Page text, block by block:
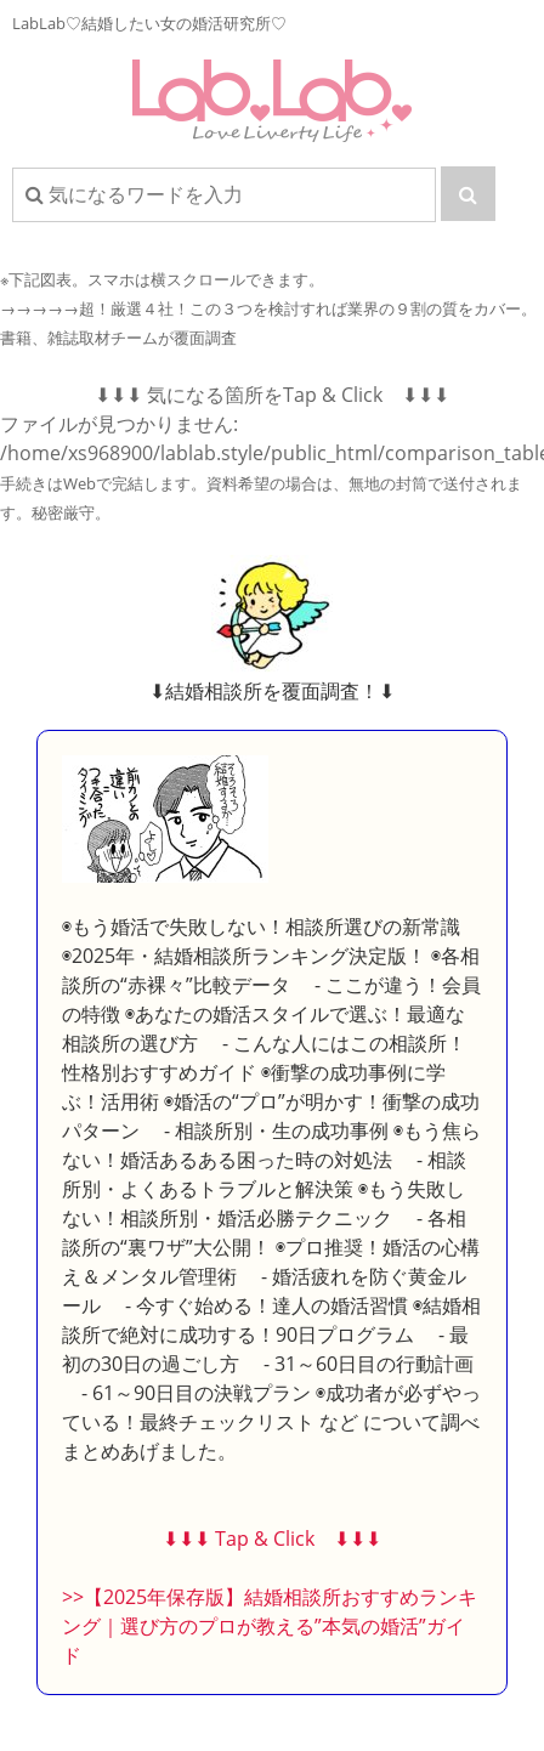
LabLab♡結婚したい女の婚活研究所♡
※下記図表。 スマホは横スクロールできます。
→→→→→超！厳選４社！この３つを検討すれば業界の９割の質をカバー。
書籍、雑誌取材チームが覆面調査
⬇︎⬇︎⬇︎ 気になる箇所をTap & Click ⬇︎⬇︎⬇︎
ファイルが見つかりません:
/home/xs968900/lablab.style/public_html/
手続きはWebで完結します。資料希望の場合は、無地の封筒で送付されま
す。秘密厳守。
⬇︎結婚相談所を覆面調査！⬇︎
◉もう婚活で失敗しない！相談所選びの新常識
◉2025年・結婚相談所ランキング決定版！ ◉各相
談所の“赤裸々”比較データ - ここが違う！会員
の特徴 ◉あなたの婚活スタイルで選ぶ！最適な
相談所の選び方 - こんな人にはこの相談所！
性格別おすすめガイド ◉衝撃の成功事例に学
ぶ！活用術 ◉婚活の“プロ”が明かす！衝撃の成功
パターン - 相談所別・生の成功事例 ◉もう焦ら
ない！婚活あるある困った時の対処法 - 相談
所別・よくあるトラブルと解決策 ◉もう失敗し
ない！相談所別・婚活必勝テクニック - 各相
談所の“裏ワザ”大公開！ ◉プロ推奨！婚活の心構
え＆メンタル管理術 - 婚活疲れを防ぐ黄金ル
ール - 今すぐ始める！達人の婚活習慣 ◉結婚相
談所で絶対に成功する！90日プログラム - 最
初の30日の過ごし方 - 31～60日目の行動計画
- 61～90日目の決戦プラン ◉成功者が必ずやっ
ている！最終チェックリスト など について調べ
まとめあげました。
⬇︎⬇︎⬇︎ Tap & Click ⬇︎⬇︎⬇︎
>>【2025年保存版】結婚相談所おすすめランキ
ング｜選び方のプロが教える”本気の婚活”ガイ
ド